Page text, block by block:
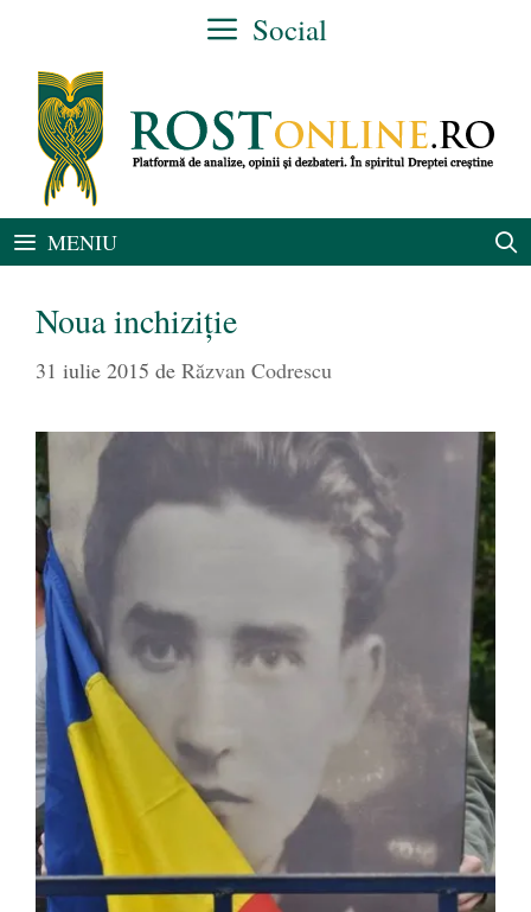
conținut
Social
MENIU
Noua inchiziţie
31 iulie 2015 de Răzvan Codrescu